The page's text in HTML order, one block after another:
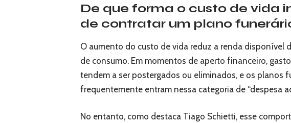
De que forma o custo de vida
de contratar um plano
O aumento do custo de vida reduz a renda disponível
de consumo. Em momentos de aperto financeiro,
tendem a ser postergados ou eliminados, e os planos
frequentemente entram nessa categoria de “despesa
No entanto, como destaca Tiago Schietti, esse